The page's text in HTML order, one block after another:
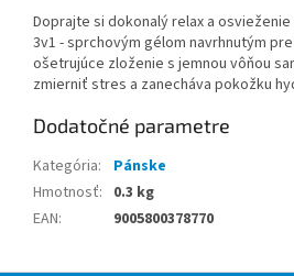
Doprajte si dokonalý relax a osvieženie
3v1 - sprchovým gélom navrhnutým
ošetrujúce zloženie s jemnou vôňou
zmierniť stres a zanecháva pokožku
Dodatočné parametre
Kategória:
Pánske
Hmotnosť: 0.3 kg
EAN: 9005800378770